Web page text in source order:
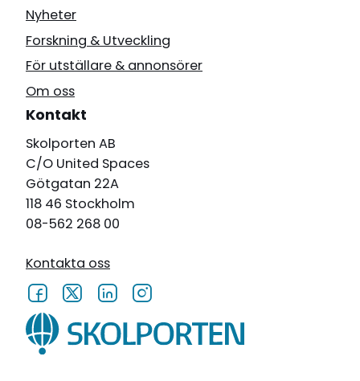
Nyheter
Forskning & Utveckling
För utställare & annonsörer
Om oss
Kontakt
Skolporten AB
C/O United Spaces
Götgatan 22A
118 46 Stockholm
08-562 268 00
Kontakta oss